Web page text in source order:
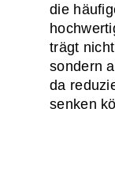
die
trägt
sondern
da
senken